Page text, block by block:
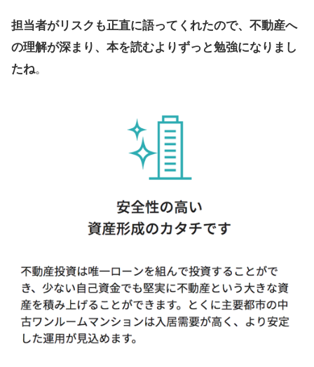
担当者がリスクも正直に語ってくれたので、不動産へ
の理解が深まり、本を読むよりずっと勉強になりまし
たね。